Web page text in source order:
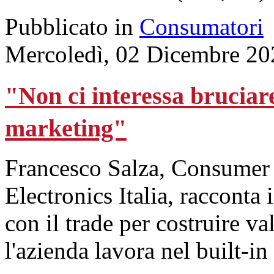
Pubblicato in Consumatori
Mercoledì, 02 Dicembre
"Non ci interessa
marketing"
Francesco Salza,
Electronics Italia,
con il trade per costruire
l'azienda lavora nel built-